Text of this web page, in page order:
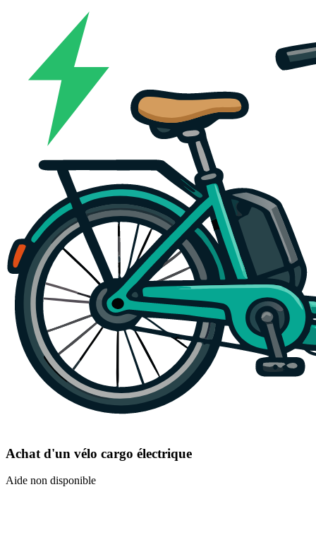
Achat d'un vélo cargo électrique
Aide non disponible